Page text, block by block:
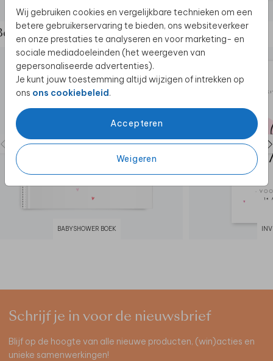
Wij gebruiken cookies en vergelijkbare technieken om een
betere gebruikerservaring te bieden, ons websiteverkeer
en onze prestaties te analyseren en voor marketing- en
sociale mediadoeleinden (het weergeven van
gepersonaliseerde advertenties).
Je kunt jouw toestemming altijd wijzigen of intrekken op
ons ons cookiebeleid.
Accepteren
Weigeren
INVULKAARTJE
de complete set
BABYSHOWER BOEK
Schrijf je in voor de nieuwsbrief
Blijf op de hoogte van alle nieuwe producten, (win)acties en
unieke samenwerkingen!